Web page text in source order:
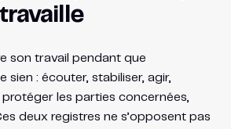
son travail pendant que
sien : écouter, stabiliser, agir,
les parties concernées,
deux registres ne s’opposent pas